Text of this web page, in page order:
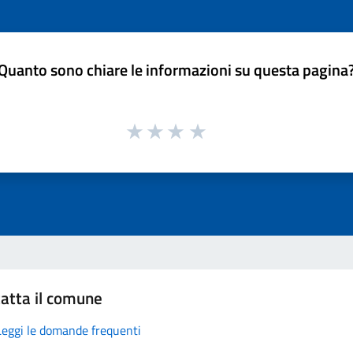
sono chiare le informazioni su questa
il comune
le domande frequenti